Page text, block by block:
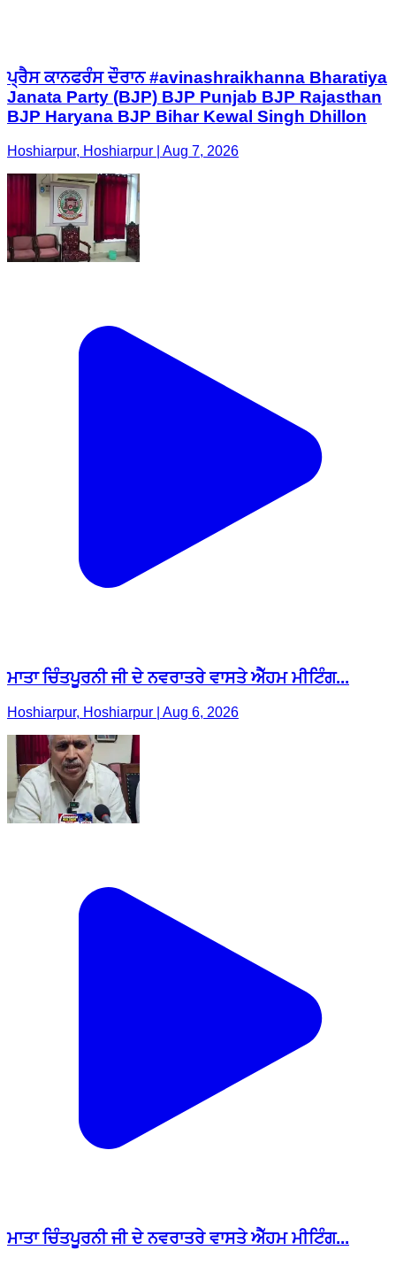
ਪ੍ਰੈਸ ਕਾਨਫਰੰਸ ਦੌਰਾਨ #avinashraikhanna Bharatiya
Janata Party (BJP) BJP Punjab BJP Rajasthan
BJP Haryana BJP Bihar Kewal Singh Dhillon
Hoshiarpur, Hoshiarpur | Aug 7, 2026
ਮਾਤਾ ਚਿੰਤਪੂਰਨੀ ਜੀ ਦੇ ਨਵਰਾਤਰੇ ਵਾਸਤੇ ਐੱਹਮ ਮੀਟਿੰਗ...
Hoshiarpur, Hoshiarpur | Aug 6, 2026
ਮਾਤਾ ਚਿੰਤਪੂਰਨੀ ਜੀ ਦੇ ਨਵਰਾਤਰੇ ਵਾਸਤੇ ਐੱਹਮ ਮੀਟਿੰਗ...